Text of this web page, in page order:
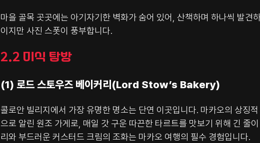
마을 골목 곳곳에는 아기자기한 벽화가 숨어 있어, 산책하며 하나씩 발견
이지만 사진 스폿이 풍부합니다.
2.2 미식 탐방
(1) 로드 스토우즈 베이커리(Lord Stow’s Bakery)
콜로안 빌리지에서 가장 유명한 명소는 단연 이곳입니다. 마카오의 상징
으로 알린 원조 가게로, 매일 갓 구운 따끈한 타르트를 맛보기 위해 긴 줄
리와 부드러운 커스터드 크림의 조화는 마카오 여행의 필수 경험입니다.